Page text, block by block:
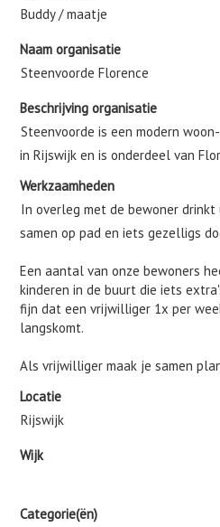
Buddy / maatje
Naam organisatie
Steenvoorde Florence
Beschrijving organisatie
Steenvoorde is een modern
in Rijswijk en is onderdeel van
Werkzaamheden
In overleg met de bewoner drinkt
samen op pad en iets gezelligs
Een aantal van onze bewoners
kinderen in de buurt die iets
fijn dat een vrijwilliger 1x per
langskomt.
Als vrijwilliger maak je samen
Locatie
Rijswijk
Wijk
Categorie(ën)